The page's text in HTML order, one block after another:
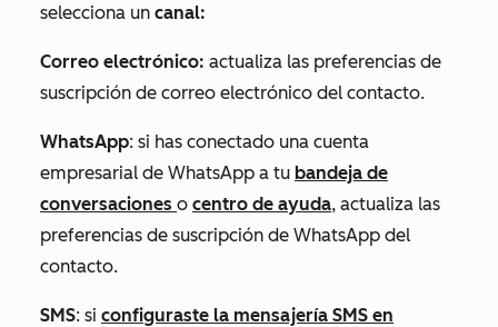
selecciona un canal:
Correo electrónico: actualiza las preferencias de
suscripción de correo electrónico del contacto.
WhatsApp: si has conectado una cuenta
empresarial de WhatsApp a tu bandeja de
conversaciones o centro de ayuda, actualiza las
preferencias de suscripción de WhatsApp del
contacto.
SMS: si configuraste la mensajería SMS en